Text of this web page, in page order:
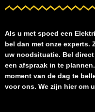
Als u met spoed een
bel dan met onze
uw noodsituatie. Bel
een afspraak in te
moment van de dag te
voor ons. We zijn hier om